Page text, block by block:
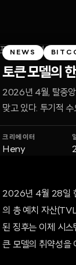
NEWS
토큰 모델의
2026년 4월, 탈중앙
맞고 있다. 투기적
크리에이터
Heny
2026년 4월 28일
의 총 예치 자산
된 징후는 이제 시
큰 모델의 취약성을